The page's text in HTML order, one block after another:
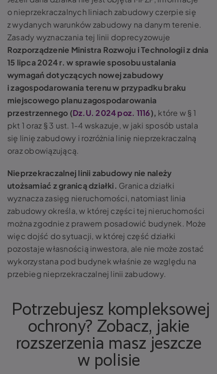
o nieprzekraczalnych liniach zabudowy czerpie się
z wydanych warunków zabudowy na danym terenie.
Zasady wyznaczania tej linii doprecyzowuje
Rozporządzenie Ministra Rozwoju i Technologii z dnia
15 lipca 2024 r. w sprawie sposobu ustalania
wymagań dotyczących nowej zabudowy
i zagospodarowania terenu w przypadku braku
miejscowego planu zagospodarowania
przestrzennego (Dz.U. 2024 poz. 1116), które w § 1
pkt 1 oraz § 3 ust. 1-4 wskazuje, w jaki sposób ustala
się linię zabudowy i rozróżnia linię nieprzekraczalną
oraz obowiązującą.
Nieprzekraczalnej linii zabudowy nie należy
utożsamiać z granicą działki. Granica działki
wyznacza zasięg nieruchomości, natomiast linia
zabudowy określa, w której części tej nieruchomości
można zgodnie z prawem posadowić budynek. Może
więc dojść do sytuacji, w której część działki
pozostaje własnością inwestora, ale nie może zostać
wykorzystana pod budynek właśnie ze względu na
przebieg nieprzekraczalnej linii zabudowy.
Potrzebujesz kompleksowej
ochrony? Zobacz, jakie
rozszerzenia masz jeszcze
w polisie